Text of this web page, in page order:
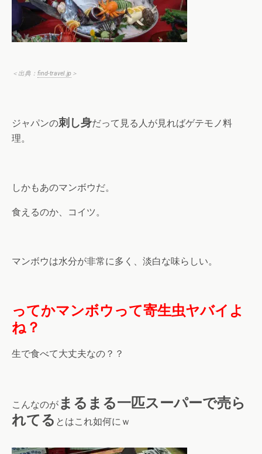
＜出典： find-travel.jp ＞
ジャパンの刺し身だって見る人が見ればゲテモノ料
理。
しかもあのマンボウだ。
食えるのか、コイツ。
マンボウは水分が非常に多く、淡白な味らしい。
ってかマンボウって寄生虫ヤバイよ
ね？
生で食べて大丈夫なの？？
こんなのが まるまる一匹スーパーで売ら
れてる とはこれ如何にｗ